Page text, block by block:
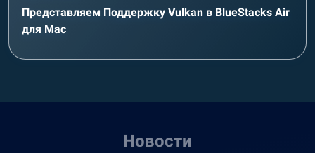
Представляем Поддержку Vulkan в BlueStacks Air
для Mac
Новости